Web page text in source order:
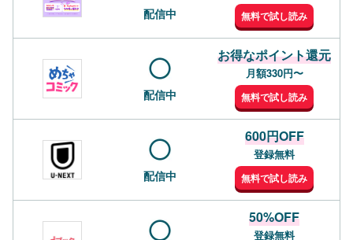
配信中 無料で試し読み
配信中
お得なポイント還元
月額330円〜
無料で試し読み
配信中
600円OFF
登録無料
無料で試し読み
50%OFF
登録無料